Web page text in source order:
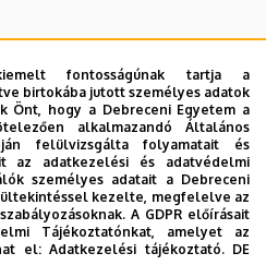
és avantgárd korszak
bemutatása egy
alapján, a választott
fontosságúnak tartja a
birtokába jutott személyes adatok
Önt, hogy a Debreceni Egyetem a
alkalmazandó Általános
felülvizsgálta folyamatait és
az adatkezelési és adatvédelmi
személyes adatait a Debreceni
kezelte, megfelelve az
A GDPR előírásait
Tájékoztatónkat, amelyet az
el:Adatkezelési tájékoztató. DE